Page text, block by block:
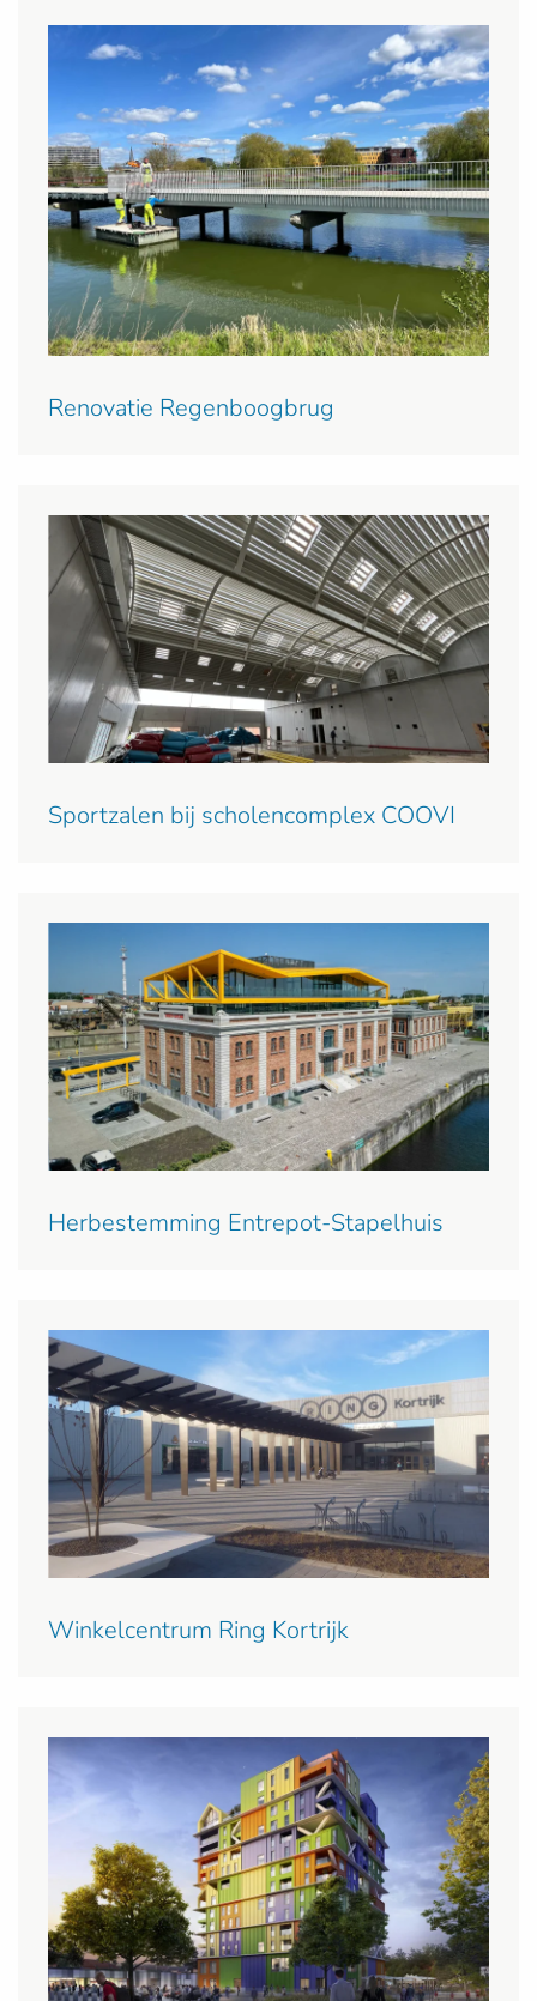
Renovatie Regenboogbrug
Sportzalen bij scholencomplex COOVI
Herbestemming Entrepot-Stapelhuis
Winkelcentrum Ring Kortrijk